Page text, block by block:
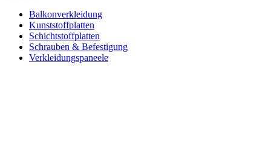
Balkonverkleidung
Kunststoffplatten
Schichtstoffplatten
Schrauben & Befestigung
Verkleidungspaneele